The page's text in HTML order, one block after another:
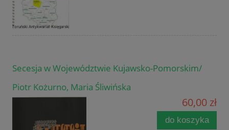
Secesja w Województwie Kujawsko-Pomorskim/
Piotr Kożurno, Maria Śliwińska
60,00 zł
do koszyka